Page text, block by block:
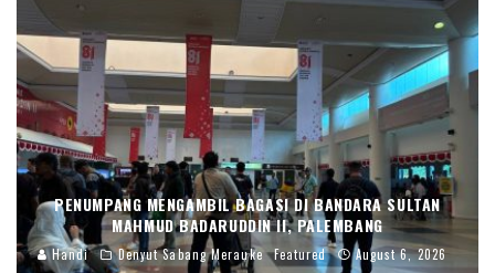
PENUMPANG MENGAMBIL BAGASI DI BANDARA SULTAN
MAHMUD BADARUDDIN II, PALEMBANG
Handi Denyut Sabang Merauke Featured August 6, 2026